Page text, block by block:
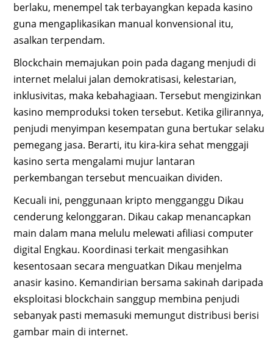
berlaku, menempel tak terbayangkan kepada kasino
guna mengaplikasikan manual konvensional itu,
asalkan terpendam.
Blockchain memajukan poin pada dagang menjudi di
internet melalui jalan demokratisasi, kelestarian,
inklusivitas, maka kebahagiaan. Tersebut mengizinkan
kasino memproduksi token tersebut. Ketika gilirannya,
penjudi menyimpan kesempatan guna bertukar selaku
pemegang jasa. Berarti, itu kira-kira sehat menggaji
kasino serta mengalami mujur lantaran
perkembangan tersebut mencuaikan dividen.
Kecuali ini, penggunaan kripto mengganggu Dikau
cenderung kelonggaran. Dikau cakap menancapkan
main dalam mana melulu melewati afiliasi computer
digital Engkau. Koordinasi terkait mengasihkan
kesentosaan secara menguatkan Dikau menjelma
anasir kasino. Kemandirian bersama sakinah daripada
eksploitasi blockchain sanggup membina penjudi
sebanyak pasti memasuki memungut distribusi berisi
gambar main di internet.